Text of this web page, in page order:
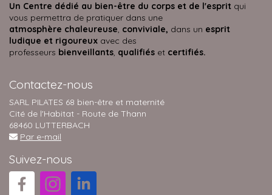
Un Centre dédié au bien-être du corps et de l'esprit qui
vous permettra de pratiquer dans une
atmosphère chaleureuse, conviviale, dans un esprit
ludique et rigoureux avec des
professeurs bienveillants, qualifiés et certifiés.
Contactez-nous
SARL PILATES 68 bien-être et maternité
Cité de l'Habitat - Route de Thann
68460 LUTTERBACH
Par e-mail
Suivez-nous